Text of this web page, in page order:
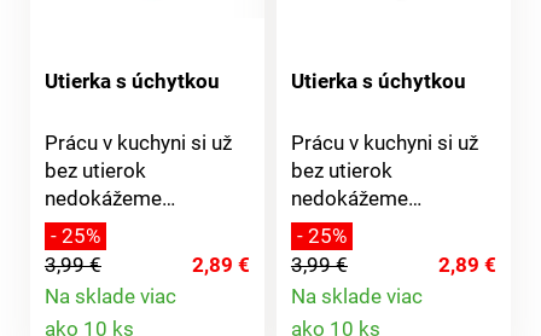
Utierka s úchytkou
Prácu v kuchyni si už
bez utierok
nedokážeme
predstaviť. Plnia úlohu
praktickú a zároveň
dokážu do kuchyne
vniesť príjemný
- 25%
3,99 €
2,89 €
Na sklade viac
ako 10 ks
Utierka s úchytkou
Prácu v kuchyni si už
bez utierok
nedokážeme
predstaviť. Plnia úlohu
praktickú a zároveň
dokážu do kuchyne
vniesť príjemný
- 25%
3,99 €
2,89 €
Na sklade viac
ako 10 ks